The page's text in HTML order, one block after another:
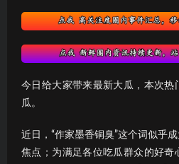
今日给大家带来最新大瓜，本次热
瓜。
近日，“作家墨香铜臭”这个词似乎
焦点；为满足各位吃瓜群众的好奇